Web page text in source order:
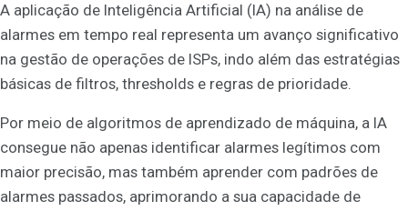
A aplicação de Inteligência Artificial (IA) na análise de
alarmes em tempo real representa um avanço significativo
na gestão de operações de ISPs, indo além das estratégias
básicas de filtros, thresholds e regras de prioridade.
Por meio de algoritmos de aprendizado de máquina, a IA
consegue não apenas identificar alarmes legítimos com
maior precisão, mas também aprender com padrões de
alarmes passados, aprimorando a sua capacidade de